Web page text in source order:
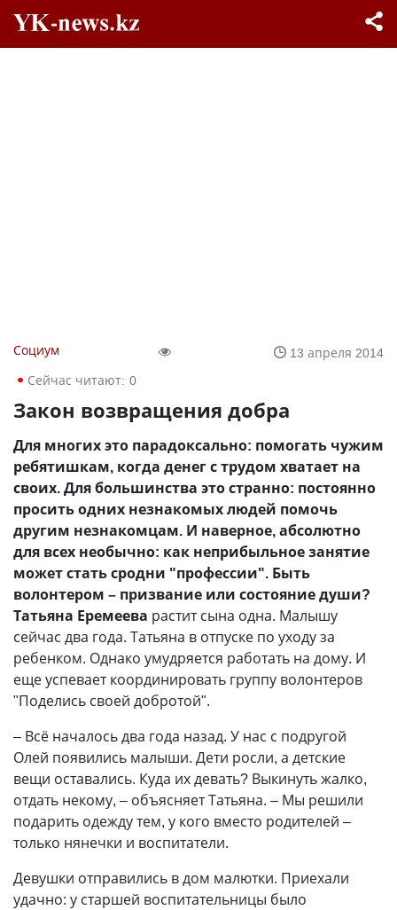
Социум
13 апреля 2014
Сейчас читают: 0
Закон возвращения добра
Для многих это парадоксально: помогать чужим
ребятишкам, когда денег с трудом хватает на
своих. Для большинства это странно: постоянно
просить одних незнакомых людей помочь
другим незнакомцам. И наверное, абсолютно
для всех необычно: как неприбыльное занятие
может стать сродни "профессии". Быть
волонтером – призвание или состояние души?
Татьяна Еремеева растит сына одна. Малышу
сейчас два года. Татьяна в отпуске по уходу за
ребенком. Однако умудряется работать на дому. И
еще успевает координировать группу волонтеров
"Поделись своей добротой".
– Всё началось два года назад. У нас с подругой
Олей появились малыши. Дети росли, а детские
вещи оставались. Куда их девать? Выкинуть жалко,
отдать некому, – объясняет Татьяна. – Мы решили
подарить одежду тем, у кого вместо родителей –
только нянечки и воспитатели.
Девушки отправились в дом малютки. Приехали
удачно: у старшей воспитательницы было